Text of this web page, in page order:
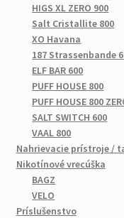
HIGS XL ZERO 900
Salt Cristallite 800
XO Havana
187 Strassenbande
ELF BAR 600
PUFF HOUSE 800
PUFF HOUSE 800
SALT SWITCH 600
VAAL 800
Nahrievacie prístroje /
Nikotínové vrecúška
BAGZ
VELO
Príslušenstvo